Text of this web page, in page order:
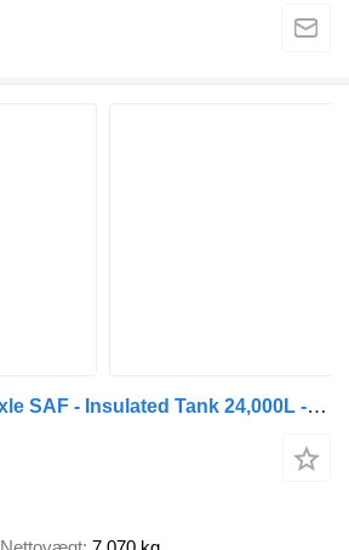
LAG O-3-40 CL 3-Axle SAF - Insulated Tank 24,000L - Drum Brakes - Hy